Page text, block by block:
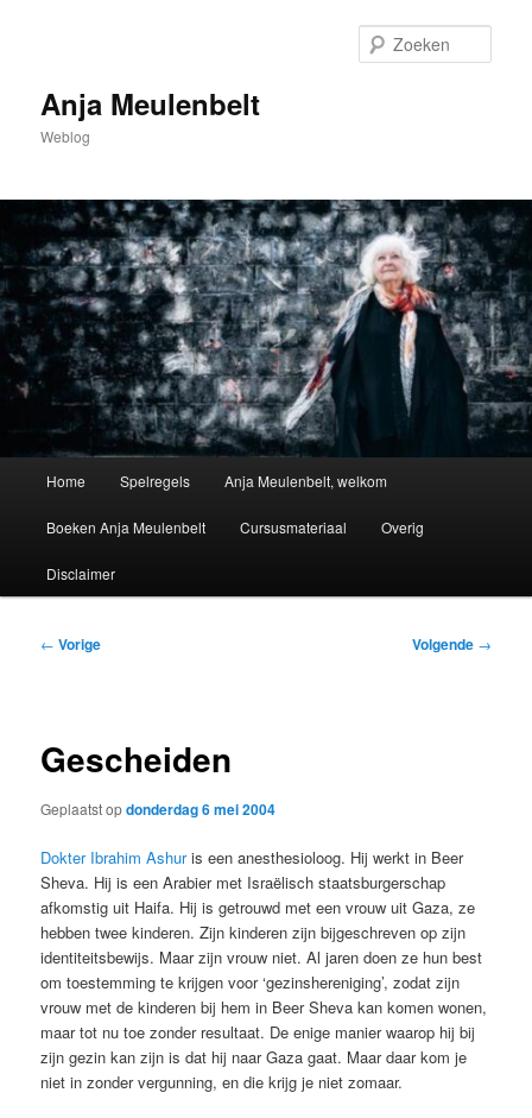
inhoudAnja Meulenbelt
Weblog
Home Spelregels Anja Meulenbelt, welkom
Boeken Anja Meulenbelt Cursusmateriaal Overig
Disclaimer
Bericht
← Vorige Volgende →
Gescheiden
Geplaatst opdonderdag 6 mei 2004
Dokter Ibrahim Ashuris een anesthesioloog. Hij werkt in Beer
Sheva. Hij is een Arabier met Israëlisch staatsburgerschap
afkomstig uit Haifa. Hij is getrouwd met een vrouw uit Gaza, ze
hebben twee kinderen. Zijn kinderen zijn bijgeschreven op zijn
identiteitsbewijs. Maar zijn vrouw niet. Al jaren doen ze hun best
om toestemming te krijgen voor ‘gezinshereniging’, zodat zijn
vrouw met de kinderen bij hem in Beer Sheva kan komen wonen,
maar tot nu toe zonder resultaat. De enige manier waarop hij bij
zijn gezin kan zijn is dat hij naar Gaza gaat. Maar daar kom je
niet in zonder vergunning, en die krijg je niet zomaar.